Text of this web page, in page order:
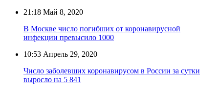
21:18 Май 8, 2020
В Москве число погибших от коронавирусной
инфекции превысило 1000
10:53 Апрель 29, 2020
Число заболевших коронавирусом в России за сутки
выросло на 5 841